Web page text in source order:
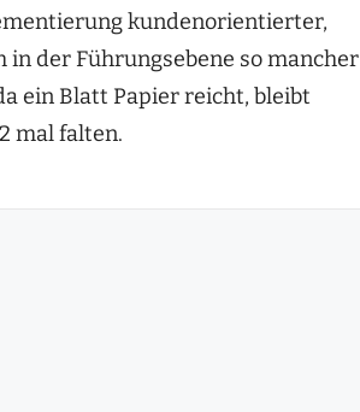
kundenorientierter,
in der Führungsebene so mancher
ein Blatt Papier reicht, bleibt
mal falten.